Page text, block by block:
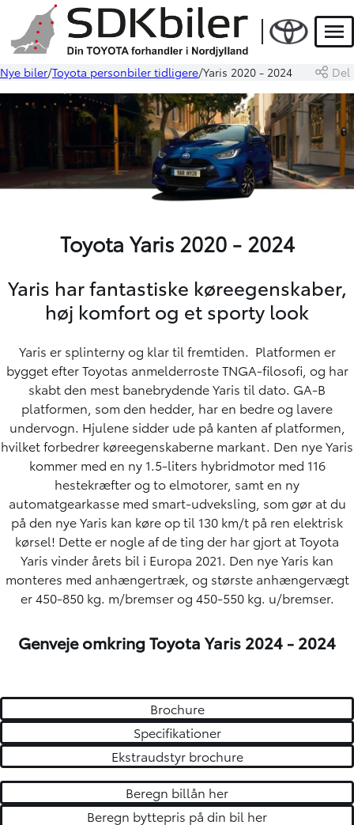
Nye biler Toyota personbiler tidligere Yaris 2020 - 2024 Del
Toyota Yaris 2020 - 2024
Yaris har fantastiske køreegenskaber,
høj komfort og et sporty look
Yaris er splinterny og klar til fremtiden. Platformen er
bygget efter Toyotas anmelderroste TNGA-filosofi, og har
skabt den mest banebrydende Yaris til dato. GA-B
platformen, som den hedder, har en bedre og lavere
undervogn. Hjulene sidder ude på kanten af platformen,
hvilket forbedrer køreegenskaberne markant. Den nye Yaris
kommer med en ny 1.5-liters hybridmotor med 116
hestekræfter og to elmotorer, samt en ny
automatgearkasse med smart-udveksling, som gør at du
på den nye Yaris kan køre op til 130 km/t på ren elektrisk
kørsel! Dette er nogle af de ting der har gjort at Toyota
Yaris vinder årets bil i Europa 2021. Den nye Yaris kan
monteres med anhængertræk, og største anhængervægt
er 450-850 kg. m/bremser og 450-550 kg. u/bremser.
Genveje omkring Toyota Yaris 2024 - 2024
Brochure
Specifikationer
Ekstraudstyr brochure
Beregn billån her
Beregn byttepris på din bil her